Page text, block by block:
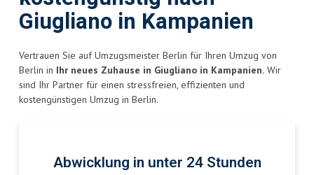
Giugliano in Kampanien
Vertrauen Sie auf Umzugsmeister Berlin für Ihren Umzug von
Berlin in Ihr neues Zuhause in Giugliano in Kampanien. Wir
sind Ihr Partner für einen stressfreien, effizienten und
kostengünstigen Umzug in Berlin.
Abwicklung in unter 24 Stunden